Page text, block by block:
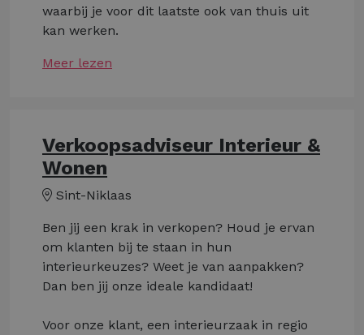
waarbij je voor dit laatste ook van thuis uit
kan werken.
Meer lezen
Verkoopsadviseur Interieur &
Wonen
Sint-Niklaas
Ben jij een krak in verkopen? Houd je ervan
om klanten bij te staan in hun
interieurkeuzes? Weet je van aanpakken?
Dan ben jij onze ideale kandidaat!
Voor onze klant, een interieurzaak in regio